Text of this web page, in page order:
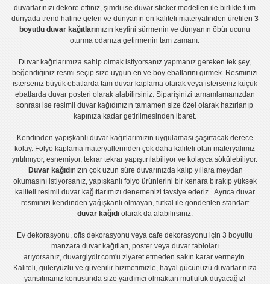
duvarlarınızı dekore ettiniz, şimdi iseduvar sticker modelleri ile birlikte tüm
dünyada trend haline gelen ve dünyanın en kaliteli materyalinden üretilen 3
boyutlu duvar kağıtlarımızın keyfini sürmenin ve dünyanın öbür ucunu
oturma odanıza getirmenin tam zamanı.
Duvar kağıtlarımıza sahip olmak istiyorsanız yapmanız gereken tek şey,
beğendiğiniz resmi seçip size uygun en ve boy ebatlarını girmek. Resminizi
isterseniz büyük ebatlarda tam duvar kaplamaolarak veya isterseniz küçük
ebatlarda duvar posteri olarak alabilirsiniz. Siparişinizi tamamlamanızdan
sonrası iseresimli duvar kağıdınızın tamamen size özel olarak hazırlanıp
kapınıza kadar getirilmesinden ibaret.
Kendinden yapışkanlı duvar kağıtlarımızın uygulamasışaşırtacak derece
kolay. Folyo kaplama materyallerinden çok daha kaliteli olanmateryalimiz
yırtılmıyor, esnemiyor, tekrar tekrar yapıştırılabiliyor ve kolayca sökülebiliyor.
Duvar kağıdınızın çok uzun süre duvarınızda kalıp yıllara meydan
okumasını istiyorsanız, yapışkanlı folyoürünlerini bir kenara bırakıp yüksek
kaliteli resimli duvar kağıtlarımızı denemenizi tavsiye ederiz. Ayrıca duvar
resminizi kendinden yağışkanlı olmayan, tutkal ile gönderilen standart
duvar kağıdıolarak da alabilirsiniz.
Ev dekorasyonu,ofis dekorasyonu veyacafe dekorasyonu için3 boyutlu
manzara duvar kağıtları, posterveya duvar tabloları
arıyorsanız, duvargiydir.com'u ziyaret etmeden sakın karar vermeyin.
Kaliteli, güleryüzlü ve güvenilir hizmetimizle, hayal gücünüzü duvarlarınıza
yansıtmanız konusunda size yardımcı olmaktan mutluluk duyacağız!